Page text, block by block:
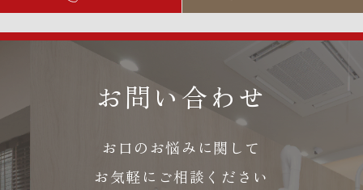
お問い合わせ
お口のお悩みに関して
お気軽にご相談ください